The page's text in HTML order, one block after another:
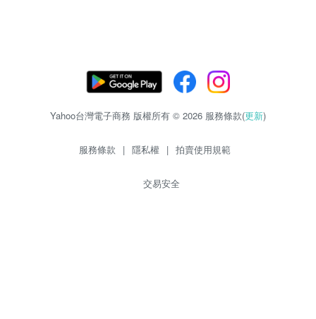
Yahoo台灣電子商務 版權所有 © 2026 服務條款(更新)
服務條款 | 隱私權 | 拍賣使用規範
交易安全